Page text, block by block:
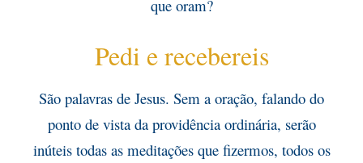
que oram?
Pedi e recebereis
São palavras de Jesus. Sem a oração, falando do
ponto de vista da providência ordinária, serão
inúteis todas as meditações que fizermos, todos os